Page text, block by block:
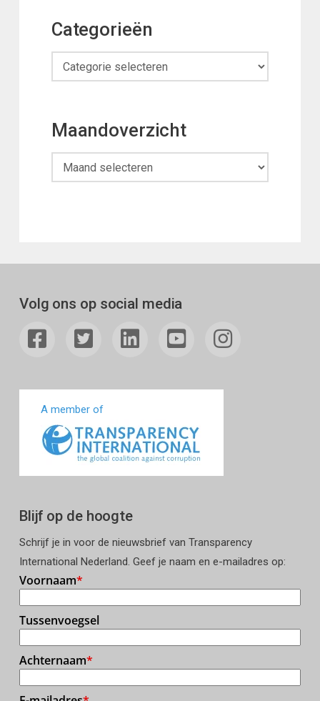
Categorieën
Categorieën
Maandoverzicht
Maandoverzicht
Volg ons op social media
A member of
Blijf op de hoogte
Schrijf je in voor de nieuwsbrief van Transparency
International Nederland. Geef je naam en e-mailadres op: